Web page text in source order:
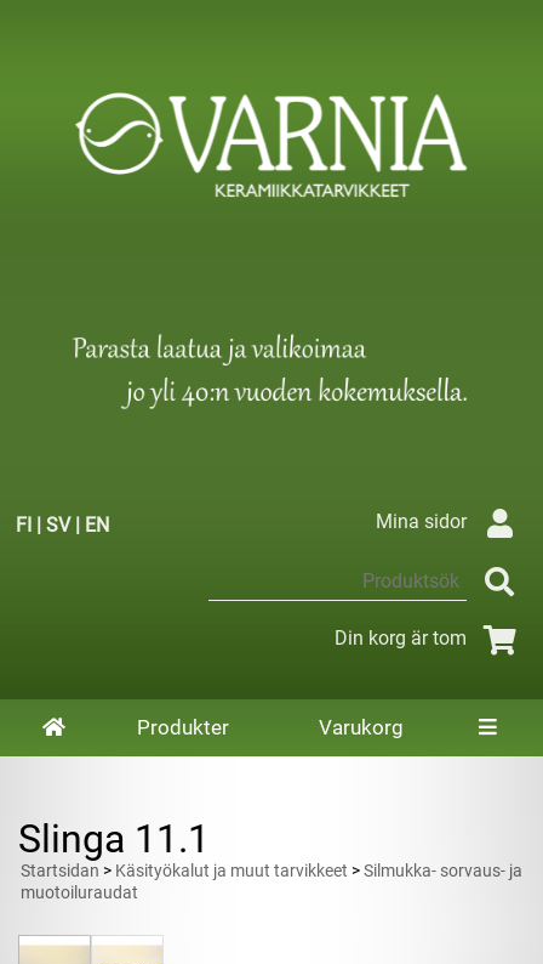
FI | SV| EN Mina sidor
Din korg är tom
Produkter Varukorg
Slinga 11.1
Startsidan > Käsityökalut ja muut tarvikkeet >Silmukka- sorvaus- ja
muotoiluraudat